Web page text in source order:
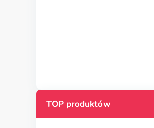
TOP produktów